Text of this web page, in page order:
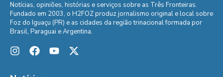
Notícias, opiniões, histórias e serviços sobre as Três Fronteiras.
Fundado em 2003, o H2FOZ produz jornalismo original e local sobre
Foz do Iguaçu (PR) e as cidades da região trinacional formada por
Brasil, Paraguai e Argentina.